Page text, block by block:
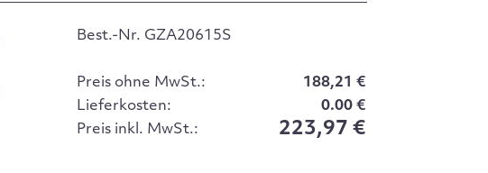
Best.-Nr. GZA20615S
Preis ohne MwSt.:
188,21 €
Lieferkosten:
0.00 €
Preis inkl. MwSt.:
223,97 €